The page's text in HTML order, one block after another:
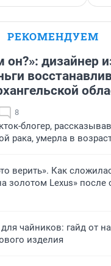
РЕКОМЕНДУЕМ
он?»: дизайнер
8
блогер,
рака, умерла в
верить». Как
золотом Lexus» после
чайников: гайд от
изделия